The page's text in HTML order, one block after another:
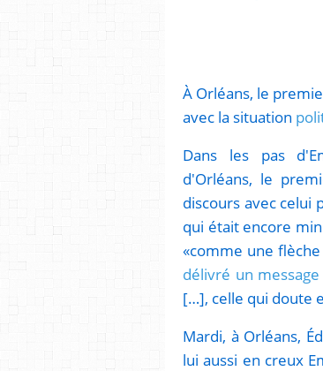
À Orléans, le
avec la situation
Dans les pas
d'Orléans, le
discours avec celui
qui était encore
«comme une
délivré un
[…], celle qui doute
Mardi, à Orléans,
lui aussi en creux